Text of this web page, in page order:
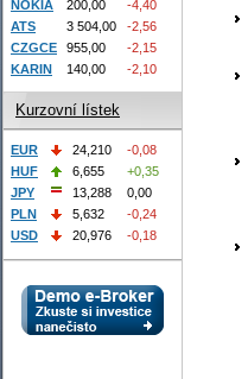
NOKIA
200,00
-4,40
ATS
3 504,00
-2,56
CZGCE
955,00
-2,15
KARIN
140,00 -2,10
Kurzovní lístek
EUR 24,210
-0,08
HUF
6,655
+0,35
JPY
13,288
0,00
PLN
5,632
-0,24
USD
20,976 -0,18